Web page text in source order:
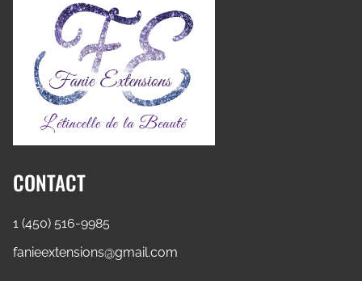
CONTACT
1 (450) 516-9985
fanieextensions@gmail.com